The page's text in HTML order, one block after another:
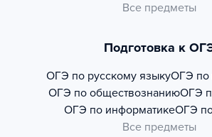
Все предметы
Подготовка к
ОГЭ по русскому языкуОГЭ по
ОГЭ по обществознаниюОГЭ
ОГЭ по информатикеОГЭ
Все предметы